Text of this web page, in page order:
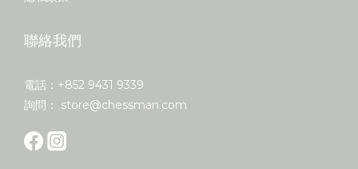
聯絡我們
電話：+852 9431 9339
詢問： store@chessman.com